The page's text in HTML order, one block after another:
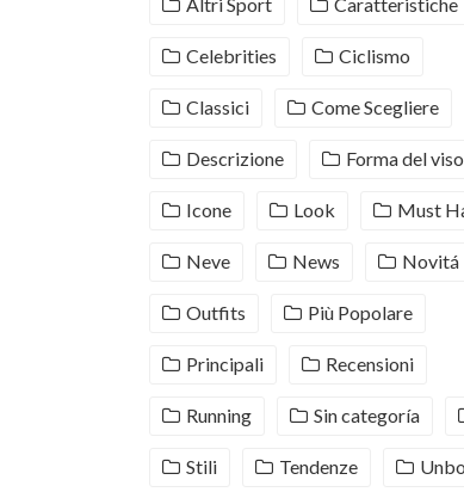
Celebrities Ciclismo
Classici Come Scegliere
Descrizione Forma del viso
Icone Look Must
Neve News Novitá
Outfits Più Popolare
Principali Recensioni
Running Sin categoría
Stili Tendenze